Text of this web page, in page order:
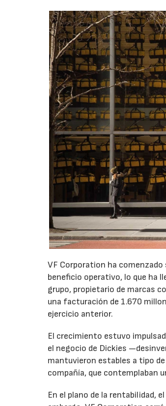
VF Corporation ha
beneficio operativo, lo que ha
grupo, propietario de marcas
una facturación de 1.670
ejercicio anterior.
El crecimiento estuvo
el negocio de Dickies
mantuvieron estables a tipo
compañía, que contemplaban
En el plano de la rentabilidad,